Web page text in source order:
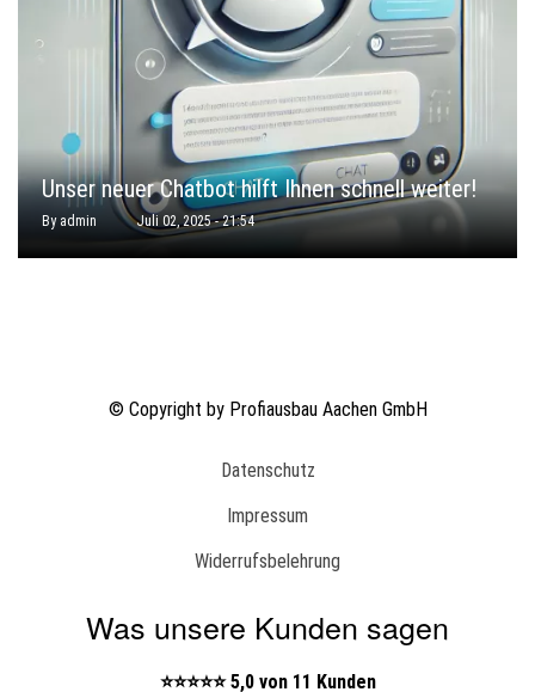
Unser neuer Chatbot hilft Ihnen schnell weiter!
By admin Juli 02, 2025 - 21:54
© Copyright by Profiausbau Aachen GmbH
Datenschutz
Impressum
Widerrufsbelehrung
Was unsere Kunden sagen
⭐⭐⭐⭐⭐ 5,0 von 11 Kunden